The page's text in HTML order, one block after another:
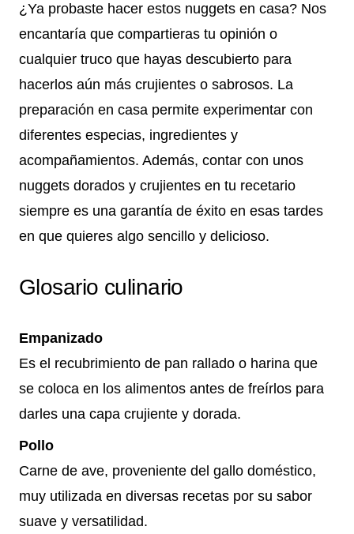
¿Ya probaste hacer estos nuggets en casa? Nos
encantaría que compartieras tu opinión o
cualquier truco que hayas descubierto para
hacerlos aún más crujientes o sabrosos. La
preparación en casa permite experimentar con
diferentes especias, ingredientes y
acompañamientos. Además, contar con unos
nuggets dorados y crujientes en tu recetario
siempre es una garantía de éxito en esas tardes
en que quieres algo sencillo y delicioso.
Glosario culinario
Empanizado
Es el recubrimiento de pan rallado o harina que
se coloca en los alimentos antes de freírlos para
darles una capa crujiente y dorada.
Pollo
Carne de ave, proveniente del gallo doméstico,
muy utilizada en diversas recetas por su sabor
suave y versatilidad.